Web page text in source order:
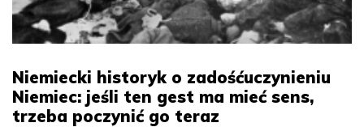
Niemiecki historyk o zadośćuczynieniu
Niemiec: jeśli ten gest ma mieć sens,
trzeba poczynić go teraz